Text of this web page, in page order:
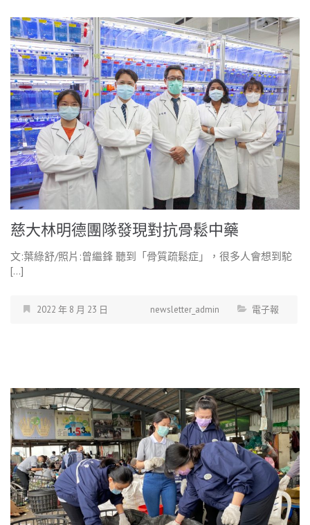
慈大林明德團隊發現對抗骨鬆中藥
文:葉綠舒/照片:曾繼鋒 聽到「骨質疏鬆症」，很多人會想到駝
[…]
2022 年 8 月 23 日 newsletter_admin 電子報